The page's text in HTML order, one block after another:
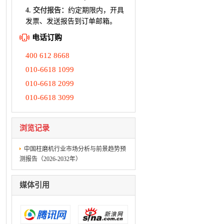
4. 交付报告： 约定期限内，开具
发票、发送报告到订单邮箱。
电话订购
400 612 8668
010-6618 1099
010-6618 2099
010-6618 3099
浏览记录
中国柱磨机行业市场分析与前景趋势预
测报告（2026-2032年）
媒体引用